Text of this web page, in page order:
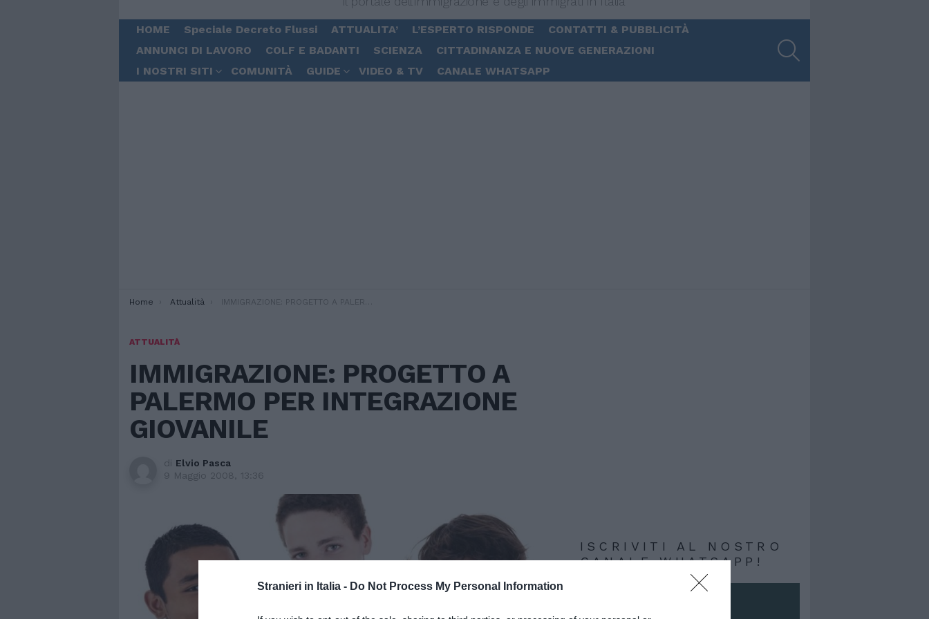
Stranieri in Italia - Do Not Process My Personal Information
HOME Speciale Decreto Flussi ATTUALITA’ L’ESPERTO RISPONDE
CONTATTI & PUBBLICITÀ
ANNUNCI DI LAVORO
COLF E BADANTI SCIENZA
CITTADINANZA E NUOVE GENERAZIONI
I NOSTRI SITI
COMUNITÀ GUIDE VIDEO & TV CANALE WHATSAPP
You are here:
Home Attualità IMMIGRAZIONE: PROGETTO A PALERMO PER INTEGRAZIONE GIOVANILE
ATTUALITÀ
IMMIGRAZIONE: PROGETTO A
PALERMO PER INTEGRAZIONE
GIOVANILE
di Elvio Pasca
9 Maggio 2008, 13:36
ISCRIVITI AL NOSTRO
CANALE WHATSAPP!